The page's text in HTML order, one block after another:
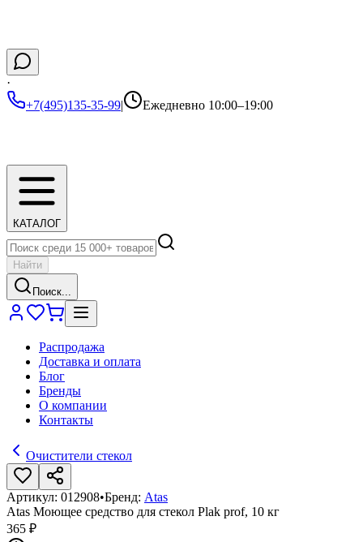
·
+7(495)135-35-99| Ежедневно 10:00–19:00
КАТАЛОГ
Найти
Поиск...
Распродажа
Доставка и оплата
Блог
Бренды
О компании
Контакты
Очистители стекол
Артикул: 012908•Бренд: Atas
Atas Моющее средство для стекол Plak prof, 10 кг
365 ₽